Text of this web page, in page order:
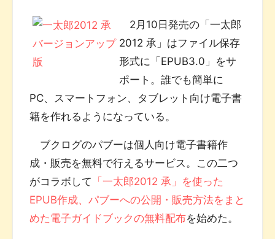
2月10日発売の「一太郎
2012 承」はファイル保存
形式に「EPUB3.0」をサ
ポート。誰でも簡単に
PC、スマートフォン、タブレット向け電子書
籍を作れるようになっている。
ブクログのパブーは個人向け電子書籍作
成・販売を無料で行えるサービス。この二つ
がコラボして 「一太郎2012 承」を使った
EPUB作成、パブーへの公開・販売方法をまと
めた電子ガイドブックの無料配布を始めた。